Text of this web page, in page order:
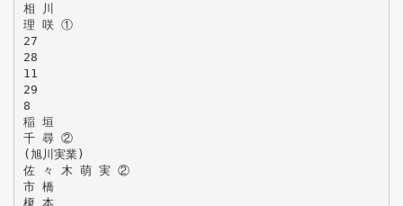
相 川
理 咲 ①
27
28
11
29
8
稲 垣
千 尋 ②
(旭川実業)
佐 々 木 萌 実 ②
市 橋
榎 本